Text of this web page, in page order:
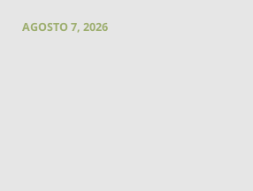
AGOSTO 7, 2026